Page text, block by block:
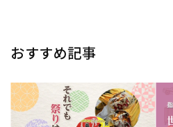
おすすめ記事